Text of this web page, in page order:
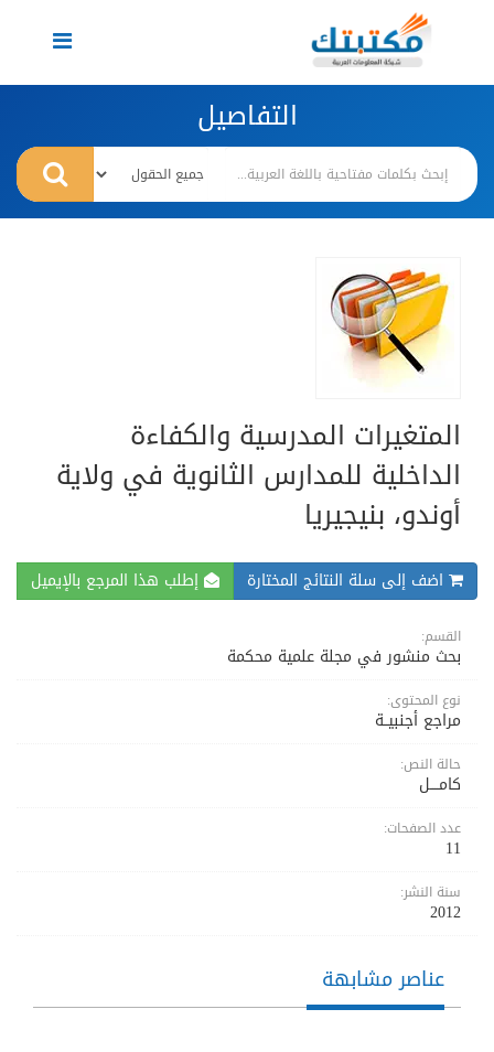
Toggle
navigation
التفاصيل
المتغيرات المدرسية والكفاءة
الداخلية للمدارس الثانوية في ولاية
أوندو، بنيجيريا
اضف إلى سلة النتائج المختارة إطلب هذا المرجع بالإيميل
القسم:
بحث منشور في مجلة علمية محكمة
نوع المحتوى:
مراجع أجنبيــة
حالة النص:
كامــــل
عدد الصفحات:
11
سنة النشر:
2012
عناصر مشابهة